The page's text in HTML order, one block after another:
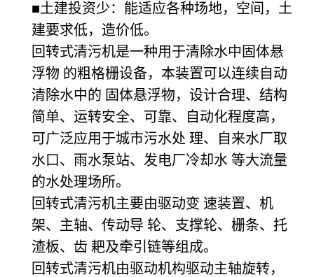
■土建投资少：能适应各种场地，空间，土
建要求低，造价低。
回转式清污机是一种用于清除水中固体悬
浮物 的粗格栅设备，本装置可以连续自动
清除水中的 固体悬浮物，设计合理、结构
简单、运转安全、可靠、自动化程度高，
可广泛应用于城市污水处 理、自来水厂取
水口、雨水泵站、发电厂冷却水 等大流量
的水处理场所。
回转式清污机主要由驱动变 速装置、机
架、主轴、传动导 轮、支撑轮、栅条、托
渣板、齿 耙及牵引链等组成。
回转式清污机由驱动机构驱动主轴旋转，